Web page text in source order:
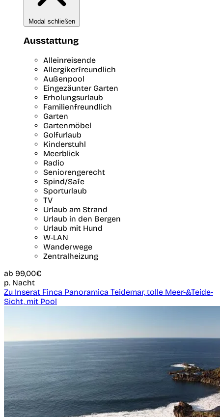
Modal schließen
Ausstattung
Alleinreisende
Allergikerfreundlich
Außenpool
Eingezäunter Garten
Erholungsurlaub
Familienfreundlich
Garten
Gartenmöbel
Golfurlaub
Kinderstuhl
Meerblick
Radio
Seniorengerecht
Spind/Safe
Sporturlaub
TV
Urlaub am Strand
Urlaub in den Bergen
Urlaub mit Hund
W-LAN
Wanderwege
Zentralheizung
ab 99,00€
p. Nacht
Zu Inserat Finca Panoramica Teidemar, tolle Meer-&Teide-
Sicht, mit Pool